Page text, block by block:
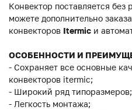
Конвектор поставляется
можете дополнительно
конвекторов Itermic и
ОСОБЕННОСТИ И
- Сохраняет все основные
конвекторов itermic;
- Широкий ряд типоразмеров;
- Легкость монтажа;